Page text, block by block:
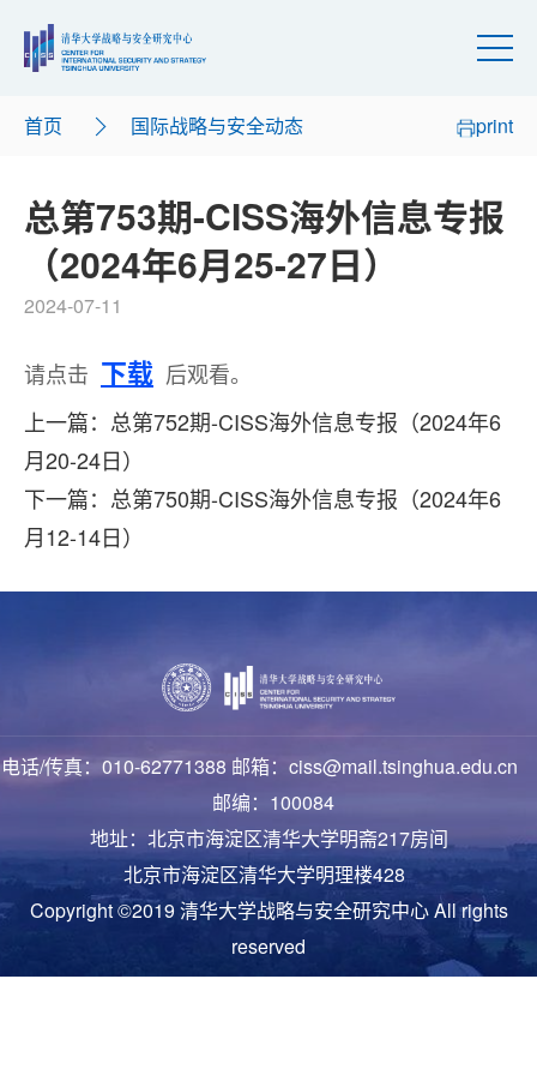
首页 国际战略与安全动态 print
总第753期-CISS海外信息专报
（2024年6月25-27日）
2024-07-11
请点击 下载 后观看。
上一篇：总第752期-CISS海外信息专报（2024年6
月20-24日）
下一篇：总第750期-CISS海外信息专报（2024年6
月12-14日）
电话/传真：010-62771388 邮箱：ciss@mail.tsinghua.edu.cn
邮编：100084
地址：北京市海淀区清华大学明斋217房间
北京市海淀区清华大学明理楼428
Copyright ©2019 清华大学战略与安全研究中心 All rights
reserved